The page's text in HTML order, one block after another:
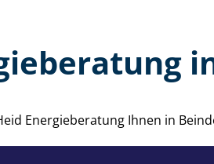
Energieberatung Ihnen in